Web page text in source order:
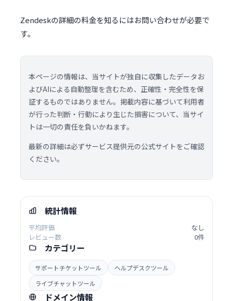
Zendeskの詳細の料金を知るにはお問い合わせが必要で
す。
本ページの情報は、当サイトが独自に収集したデータお
よびAIによる自動整理を含むため、正確性・完全性を保
証するものではありません。掲載内容に基づいて利用者
が行った判断・行動により生じた損害について、当サイ
トは一切の責任を負いかねます。
最新の詳細は必ずサービス提供元の公式サイトをご確認
ください。
統計情報
平均評価
なし
レビュー数
0件
カテゴリー
サポートチケットツール
ヘルプデスクツール
ライブチャットツール
ドメイン情報